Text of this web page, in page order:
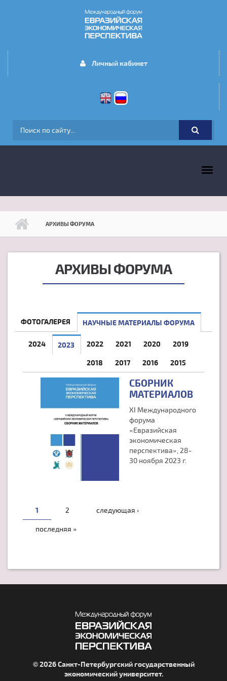
Личный кабинет
ФОРМА ПОИСКА
АРХИВЫ ФОРУМА
АРХИВЫ ФОРУМА
ФОТОГАЛЕРЕЯ НАУЧНЫЕ МАТЕРИАЛЫ ФОРУМА
2024 2023 (АКТИВНАЯ ВКЛАДКА)
2022 2021 2020 2019
2018 2017 2016 2015
СБОРНИК
МАТЕРИАЛОВ
XI Международного
форума
«Евразийская
экономическая
перспектива», 28-
30 ноября 2023 г.
СТРАНИЦЫ
1 2 следующая ›
последняя »
© 2026 Санкт-Петербургский государственный
экономический университет.